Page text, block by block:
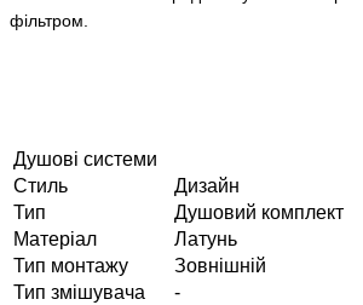
фільтром.
Душові системи
Стиль
Дизайн
Тип
Душовий комплект
Матеріал
Латунь
Тип монтажу
Зовнішній
Тип змішувача
-